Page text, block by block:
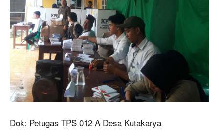
Dok: Petugas TPS 012 A Desa Kutakarya